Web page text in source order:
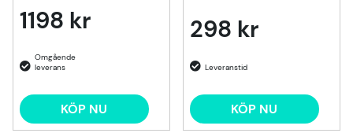
1198 kr
KÖP NU
298 kr
KÖP NU